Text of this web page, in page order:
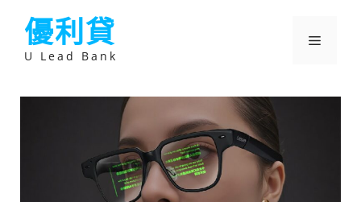
優利貸
U Lead Bank
選